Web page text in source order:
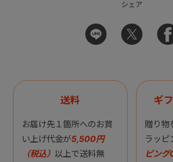
シェア
送料
お届け先１箇所へのお買
い上げ代金が5,500円
（税込） 以上で送料無
ギ
贈り物
ラッピ
ピング